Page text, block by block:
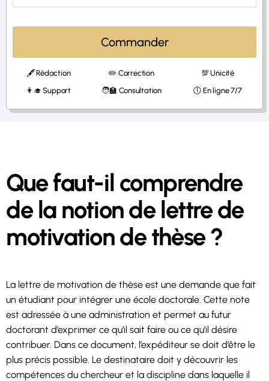
Commander
🖋 Rédaction ✏️ Correction
💯 Unicité
👩‍🎓 Support
🧑‍🏫 Consultation 🕔 En ligne 7/7
Que faut-il comprendre
de la notion de lettre de
motivation de thèse ?
La lettre de motivation de thèse est une demande que fait
un étudiant pour intégrer une école doctorale. Cette note
est adressée à une administration et permet au futur
doctorant d’exprimer ce qu’il sait faire ou ce qu’il désire
contribuer. Dans ce document, l’expéditeur se doit d’être le
plus précis possible. Le destinataire doit y découvrir les
compétences du chercheur et la discipline dans laquelle il